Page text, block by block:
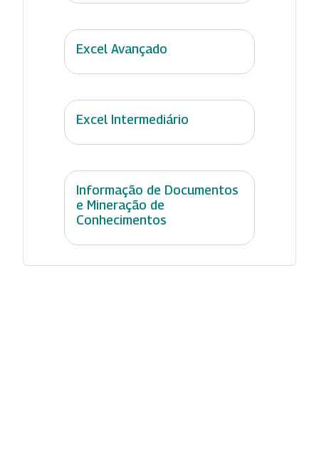
Excel Avançado
Excel Intermediário
Informação de Documentos
e Mineração de
Conhecimentos